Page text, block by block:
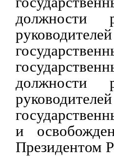
должности
должности
и
Президентом